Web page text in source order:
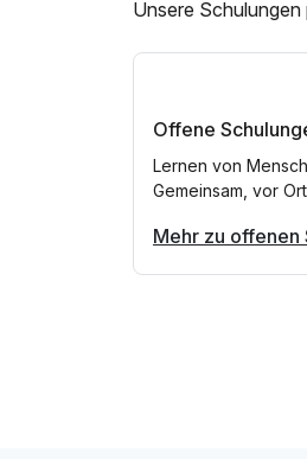
Unsere
Offene
Lernen von
Gemeinsam, vor
Mehr zu offenen